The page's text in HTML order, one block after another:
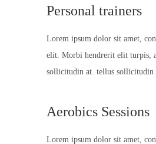
Personal trainers
Lorem ipsum dolor sit amet,
elit. Morbi hendrerit elit turpis,
sollicitudin at. tellus sollicitudin
Aerobics Sessions
Lorem ipsum dolor sit amet,